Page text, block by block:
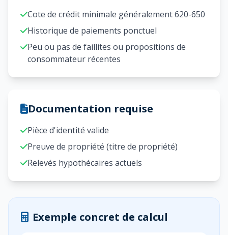
Cote de crédit minimale généralement 620-650
Historique de paiements ponctuel
Peu ou pas de faillites ou propositions de
consommateur récentes
Documentation requise
Pièce d'identité valide
Preuve de propriété (titre de propriété)
Relevés hypothécaires actuels
Exemple concret de calcul